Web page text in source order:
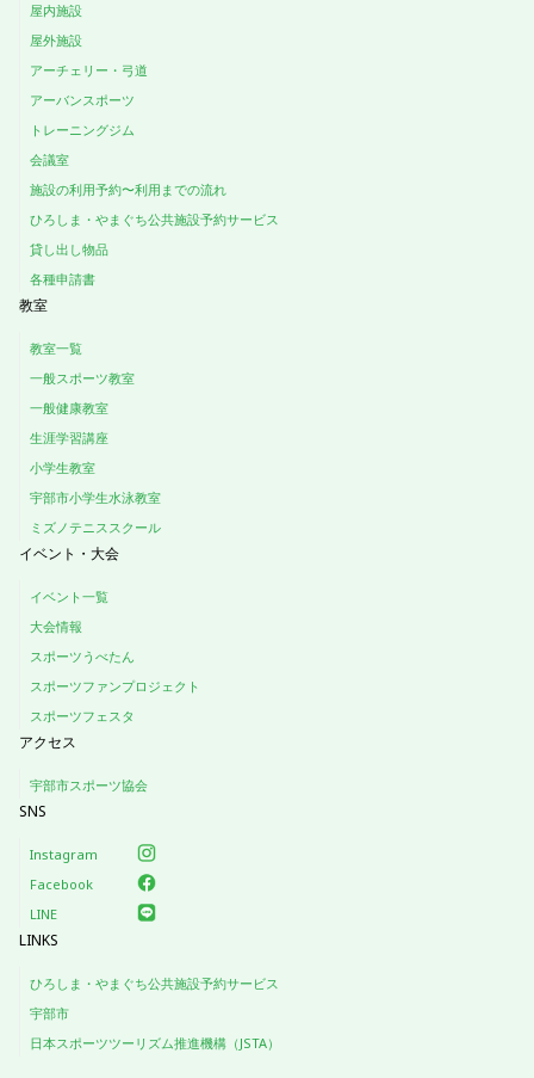
屋内施設
屋外施設
アーチェリー・弓道
アーバンスポーツ
トレーニングジム
会議室
施設の利用予約〜利用までの流れ
ひろしま・やまぐち公共施設予約サービス
貸し出し物品
各種申請書
教室
教室一覧
一般スポーツ教室
一般健康教室
生涯学習講座
小学生教室
宇部市小学生水泳教室
ミズノテニススクール
イベント・大会
イベント一覧
大会情報
スポーツうべたん
スポーツファンプロジェクト
スポーツフェスタ
アクセス
宇部市スポーツ協会
SNS
Instagram
Facebook
LINE
LINKS
ひろしま・やまぐち公共施設予約サービス
宇部市
日本スポーツツーリズム推進機構（JSTA）